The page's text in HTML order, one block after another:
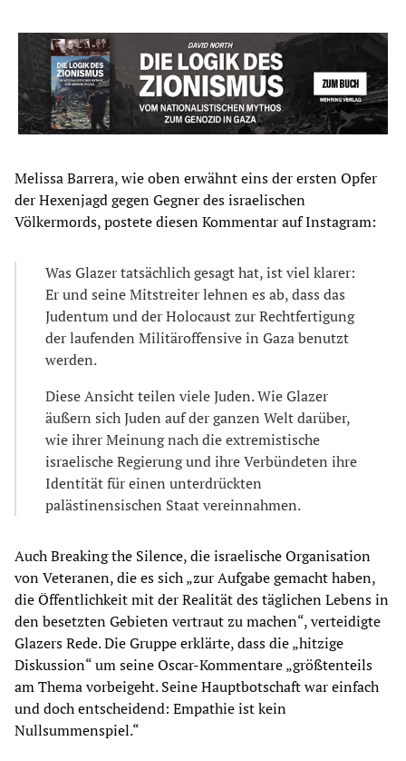
Melissa Barrera, wie oben erwähnt eins der ersten Opfer
der Hexenjagd gegen Gegner des israelischen
Völkermords, postete diesen Kommentar auf Instagram:
Was Glazer tatsächlich gesagt hat, ist viel klarer:
Er und seine Mitstreiter lehnen es ab, dass das
Judentum und der Holocaust zur Rechtfertigung
der laufenden Militäroffensive in Gaza benutzt
werden.
Diese Ansicht teilen viele Juden. Wie Glazer
äußern sich Juden auf der ganzen Welt darüber,
wie ihrer Meinung nach die extremistische
israelische Regierung und ihre Verbündeten ihre
Identität für einen unterdrückten
palästinensischen Staat vereinnahmen.
Auch Breaking the Silence, die israelische Organisation
von Veteranen, die es sich „zur Aufgabe gemacht haben,
die Öffentlichkeit mit der Realität des täglichen Lebens in
den besetzten Gebieten vertraut zu machen“, verteidigte
Glazers Rede. Die Gruppe erklärte, dass die „hitzige
Diskussion“ um seine Oscar-Kommentare „größtenteils
am Thema vorbeigeht. Seine Hauptbotschaft war einfach
und doch entscheidend: Empathie ist kein
Nullsummenspiel.“